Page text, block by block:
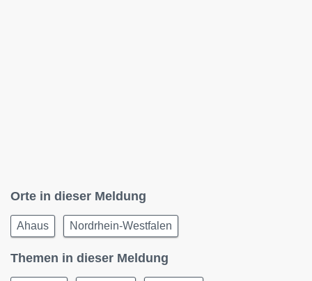
Orte in dieser Meldung
Ahaus Nordrhein-Westfalen
Themen in dieser Meldung